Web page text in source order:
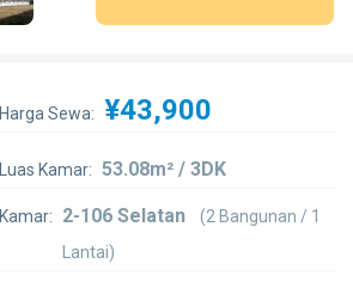
Harga Sewa: ¥43,900
Luas Kamar: 53.08m² / 3DK
Kamar: 2-106 Selatan
(2 Bangunan / 1
Lantai)